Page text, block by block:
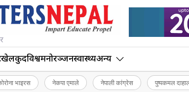
खेलकुदविश्वमनोरञ्जनस्वास्थ्यअन्य
भाइरस नेकपा एमाले नेपाली कांग्रेस पुष्पकमल